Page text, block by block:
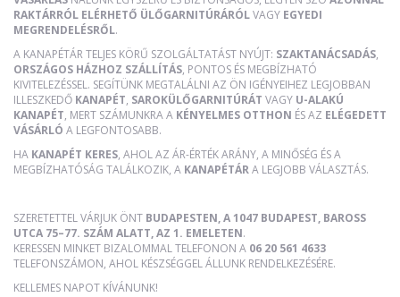
RAKTÁRRÓL ELÉRHETŐ ÜLŐGARNITÚRÁRÓLVAGY EGYEDI
MEGRENDELÉSRŐL.
A KANAPÉTÁR TELJES KÖRŰ SZOLGÁLTATÁST NYÚJT: SZAKTANÁCSADÁS,
ORSZÁGOS HÁZHOZ SZÁLLÍTÁS, PONTOS ÉS MEGBÍZHATÓ
KIVITELEZÉSSEL. SEGÍTÜNK MEGTALÁLNI AZ ÖN IGÉNYEIHEZ LEGJOBBAN
ILLESZKEDŐ KANAPÉT, SAROKÜLŐGARNITÚRÁT VAGY U-ALAKÚ
KANAPÉT, MERT SZÁMUNKRA A KÉNYELMES OTTHON ÉS AZ ELÉGEDETT
VÁSÁRLÓ A LEGFONTOSABB.
HA KANAPÉT KERES, AHOL AZ ÁR-ÉRTÉK ARÁNY, A MINŐSÉG ÉS A
MEGBÍZHATÓSÁG TALÁLKOZIK, A KANAPÉTÁRA LEGJOBB VÁLASZTÁS.
SZERETETTEL VÁRJUK ÖNT BUDAPESTEN, A 1047 BUDAPEST, BAROSS
UTCA 75–77. SZÁM ALATT, AZ 1. EMELETEN.
KERESSEN MINKET BIZALOMMAL TELEFONON A 06 20 561 4633
TELEFONSZÁMON, AHOL KÉSZSÉGGEL ÁLLUNK RENDELKEZÉSÉRE.
KELLEMES NAPOT KÍVÁNUNK!